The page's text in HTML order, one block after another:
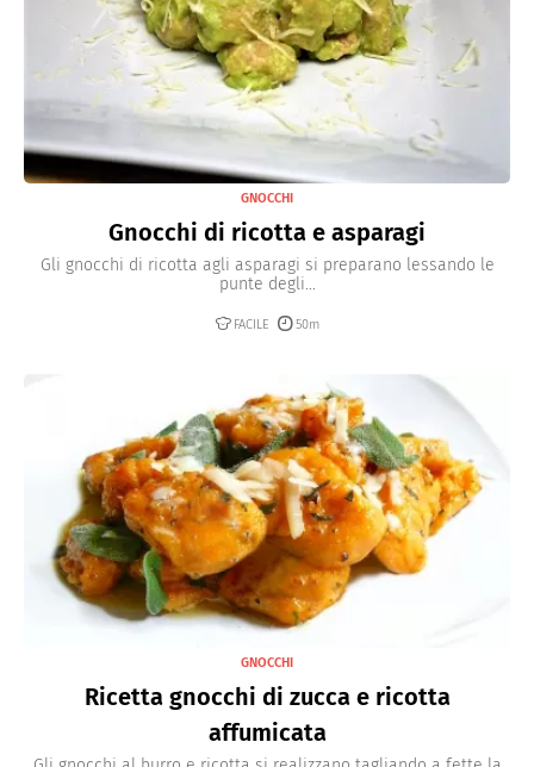
GNOCCHI
Gnocchi di ricotta e asparagi
Gli gnocchi di ricotta agli asparagi si preparano lessando le
punte degli...
FACILE 50m
GNOCCHI
Ricetta gnocchi di zucca e ricotta
affumicata